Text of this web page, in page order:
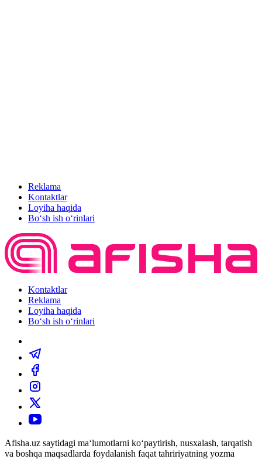
Reklama
Kontaktlar
Loyiha haqida
Bo‘sh ish o‘rinlari
Kontaktlar
Reklama
Loyiha haqida
Bo‘sh ish o‘rinlari
Afisha.uz saytidagi ma‘lumotlarni ko‘paytirish, nusxalash, tarqatish
va boshqa maqsadlarda foydalanish faqat tahririyatning yozma